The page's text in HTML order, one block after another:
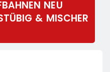
NEU
& MISCHER